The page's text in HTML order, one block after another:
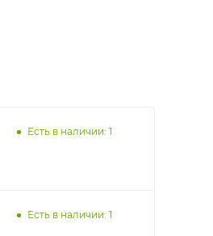
Есть в наличии: 1
Есть в наличии: 1